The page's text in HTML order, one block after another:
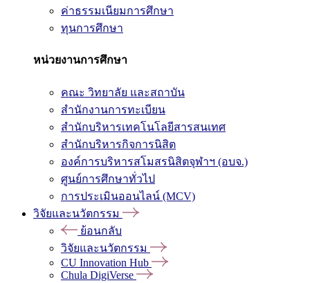
ค่าธรรมเนียมการศึกษา
ทุนการศึกษา
หน่วยงานการศึกษา
คณะ วิทยาลัย และสถาบัน
สำนักงานการทะเบียน
สำนักบริหารเทคโนโลยีสารสนเทศ
สำนักบริหารกิจการนิสิต
องค์การบริหารสโมสรนิสิตจุฬาฯ (อบจ.)
ศูนย์การศึกษาทั่วไป
การประเมินออนไลน์ (MCV)
วิจัยและนวัตกรรม
ย้อนกลับ
วิจัยและนวัตกรรม
CU Innovation Hub
Chula DigiVerse